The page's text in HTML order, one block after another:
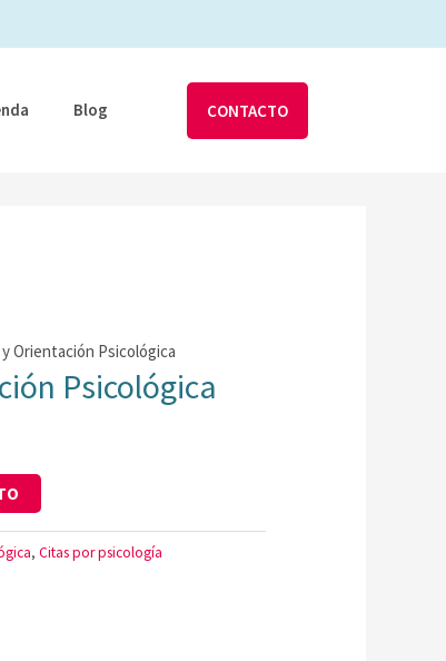
Blog CONTACTO
Orientación Psicológica
Psicológica
, Citas por psicología